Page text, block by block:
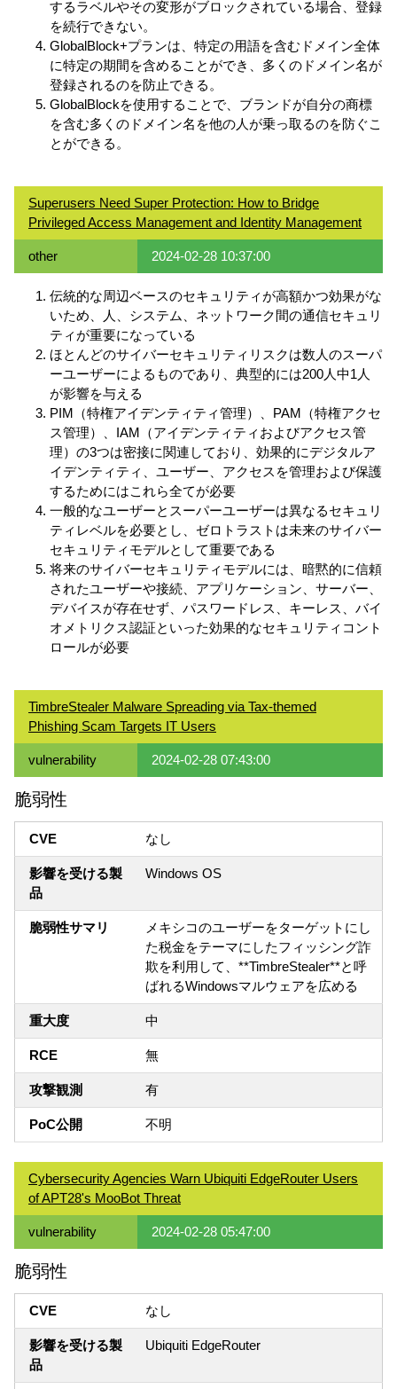
するラベルやその変形がブロックされている場合、登録
を続行できない。
GlobalBlock+プランは、特定の用語を含むドメイン全体
に特定の期間を含めることができ、多くのドメイン名が
登録されるのを防止できる。
GlobalBlockを使用することで、ブランドが自分の商標
を含む多くのドメイン名を他の人が乗っ取るのを防ぐこ
とができる。
Superusers Need Super Protection: How to Bridge
Privileged Access Management and Identity Management
other 2024-02-28 10:37:00
伝統的な周辺ベースのセキュリティが高額かつ効果がな
いため、人、システム、ネットワーク間の通信セキュリ
ティが重要になっている
ほとんどのサイバーセキュリティリスクは数人のスーパ
ーユーザーによるものであり、典型的には200人中1人
が影響を与える
PIM（特権アイデンティティ管理）、PAM（特権アクセ
ス管理）、IAM（アイデンティティおよびアクセス管
理）の3つは密接に関連しており、効果的にデジタルア
イデンティティ、ユーザー、アクセスを管理および保護
するためにはこれら全てが必要
一般的なユーザーとスーパーユーザーは異なるセキュリ
ティレベルを必要とし、ゼロトラストは未来のサイバー
セキュリティモデルとして重要である
将来のサイバーセキュリティモデルには、暗黙的に信頼
されたユーザーや接続、アプリケーション、サーバー、
デバイスが存在せず、パスワードレス、キーレス、バイ
オメトリクス認証といった効果的なセキュリティコント
ロールが必要
TimbreStealer Malware Spreading via Tax-themed
Phishing Scam Targets IT Users
vulnerability 2024-02-28 07:43:00
脆弱性
CVE なし
影響を受ける製
品
Windows OS
脆弱性サマリ
メキシコのユーザーをターゲットにし
た税金をテーマにしたフィッシング詐
欺を利用して、**TimbreStealer**と呼
ばれるWindowsマルウェアを広める
重大度 中
RCE 無
攻撃観測 有
PoC公開 不明
Cybersecurity Agencies Warn Ubiquiti EdgeRouter Users
of APT28's MooBot Threat
vulnerability 2024-02-28 05:47:00
脆弱性
CVE なし
影響を受ける製
品
Ubiquiti EdgeRouter